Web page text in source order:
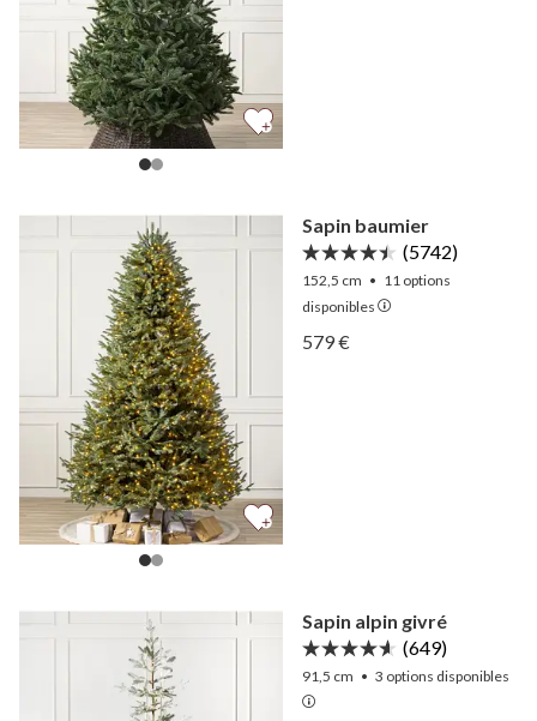
Sapin baumier
(5742)
152,5 cm • 11 options
disponibles
Afficher Sapin baumier —
Afficher Sapin baumier —
579 €
Sapin alpin givré
(649)
91,5 cm • 3 options disponibles